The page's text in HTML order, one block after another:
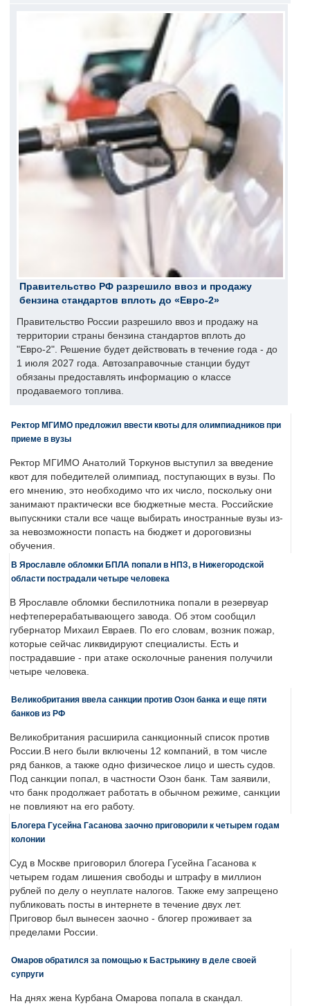
Правительство РФ разрешило ввоз и продажу
бензина стандартов вплоть до «Евро-2»
Правительство России разрешило ввоз и продажу на
территории страны бензина стандартов вплоть до
"Евро-2". Решение будет действовать в течение года - до
1 июля 2027 года. Автозаправочные станции будут
обязаны предоставлять информацию о классе
продаваемого топлива.
Ректор МГИМО предложил ввести квоты для олимпиадников при
приеме в вузы
Ректор МГИМО Анатолий Торкунов выступил за введение
квот для победителей олимпиад, поступающих в вузы. По
его мнению, это необходимо что их число, поскольку они
занимают практически все бюджетные места. Российские
выпускники стали все чаще выбирать иностранные вузы из-
за невозможности попасть на бюджет и дороговизны
обучения.
В Ярославле обломки БПЛА попали в НПЗ, в Нижегородской
области пострадали четыре человека
В Ярославле обломки беспилотника попали в резервуар
нефтеперерабатывающего завода. Об этом сообщил
губернатор Михаил Евраев. По его словам, возник пожар,
которые сейчас ликвидируют специалисты. Есть и
пострадавшие - при атаке осколочные ранения получили
четыре человека.
Великобритания ввела санкции против Озон банка и еще пяти
банков из РФ
Великобритания расширила санкционный список против
России.В него были включены 12 компаний, в том числе
ряд банков, а также одно физическое лицо и шесть судов.
Под санкции попал, в частности Озон банк. Там заявили,
что банк продолжает работать в обычном режиме, санкции
не повлияют на его работу.
Блогера Гусейна Гасанова заочно приговорили к четырем годам
колонии
Суд в Москве приговорил блогера Гусейна Гасанова к
четырем годам лишения свободы и штрафу в миллион
рублей по делу о неуплате налогов. Также ему запрещено
публиковать посты в интернете в течение двух лет.
Приговор был вынесен заочно - блогер проживает за
пределами России.
Омаров обратился за помощью к Бастрыкину в деле своей
супруги
На днях жена Курбана Омарова попала в скандал.